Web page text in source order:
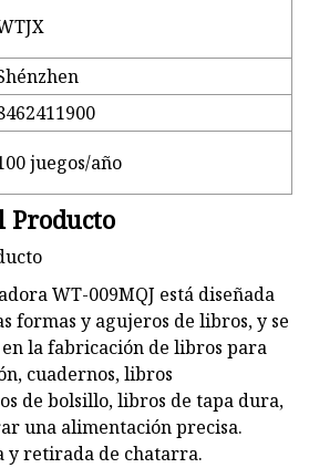
juegos/año
Producto
WT-009MQJ está diseñada
formas y agujeros de libros, y se
la fabricación de libros para
cuadernos, libros
de bolsillo, libros de tapa dura,
una alimentación precisa.
y retirada de chatarra.